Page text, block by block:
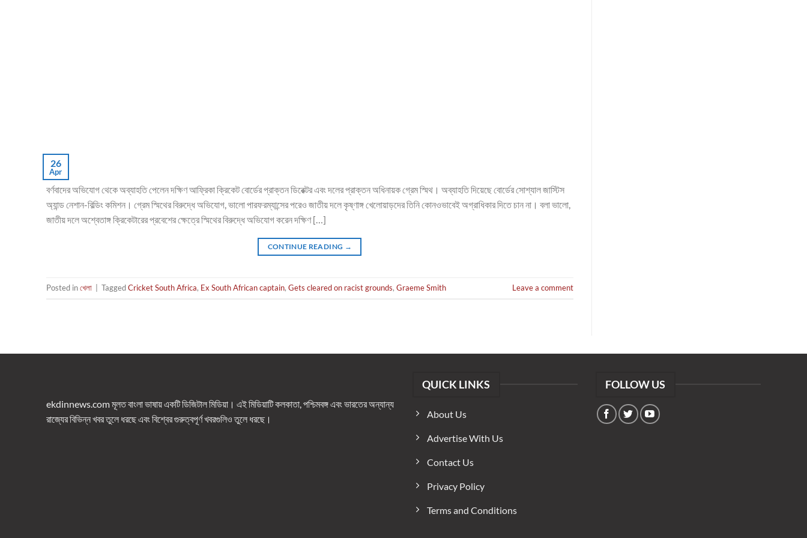
26
Apr
বর্ণবাদের অভিযোগ থেকে অব্যাহতি পেলেন দক্ষিণ আফ্রিকা ক্রিকেট বোর্ডের প্রাক্তন ডিরেক্টর এবং দলের প্রাক্তন অধিনায়ক গ্রেম স্মিথ। অব্যাহতি দিয়েছে বোর্ডের সোশ্যাল জাস্টিস
অ্যান্ড নেশান-বিল্ডিং কমিশন। গ্রেম স্মিথের বিরুদ্ধে অভিযোগ, ভালো পারফরম্যান্সের পরেও জাতীয় দলে কৃষ্ণাঙ্গ খেলোয়াড়দের তিনি কোনওভাবেই অগ্রাধিকার দিতে চান না। বলা ভালো,
জাতীয় দলে অশ্বেতাঙ্গ ক্রিকেটারের প্রবেশের ক্ষেত্রে স্মিথের বিরুদ্ধে অভিযোগ করেন দক্ষিণ […]
CONTINUE READING →
Posted inখেলা TaggedCricket South Africa, Ex South African captain, Gets cleared on racist grounds, Graeme Smith Leave a comment
ekdinnews.com মূলত বাংলা ভাষায় একটি ডিজিটাল মিডিয়া। এই মিডিয়াটি কলকাতা, পশ্চিমবঙ্গ এবং ভারতের অন্যান্য
রাজ্যের বিভিন্ন খবর তুলে ধরছে এবং বিশ্বের গুরুত্বপূর্ণ খবরগুলিও তুলে ধরছে।
QUICK LINKS
About Us
Advertise With Us
Contact Us
Privacy Policy
Terms and Conditions
FOLLOW US